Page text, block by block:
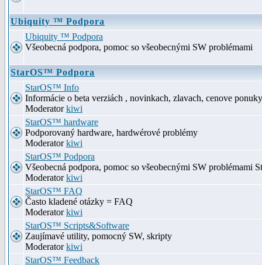
Ubiquity ™ Podpora
Ubiquity ™ Podpora
Všeobecná podpora, pomoc so všeobecnými SW problémami
StarOS™ Podpora
StarOS™ Info
Informácie o beta verziách , novinkach, zlavach, cenove ponuky
Moderatorkiwi
StarOS™ hardware
Podporovaný hardware, hardwérové problémy
Moderatorkiwi
StarOS™ Podpora
Všeobecná podpora, pomoc so všeobecnými SW problémami
Moderatorkiwi
StarOS™ FAQ
Často kladené otázky = FAQ
Moderatorkiwi
StarOS™ Scripts&Software
Zaujímavé utility, pomocný SW, skripty
Moderatorkiwi
StarOS™ Feedback